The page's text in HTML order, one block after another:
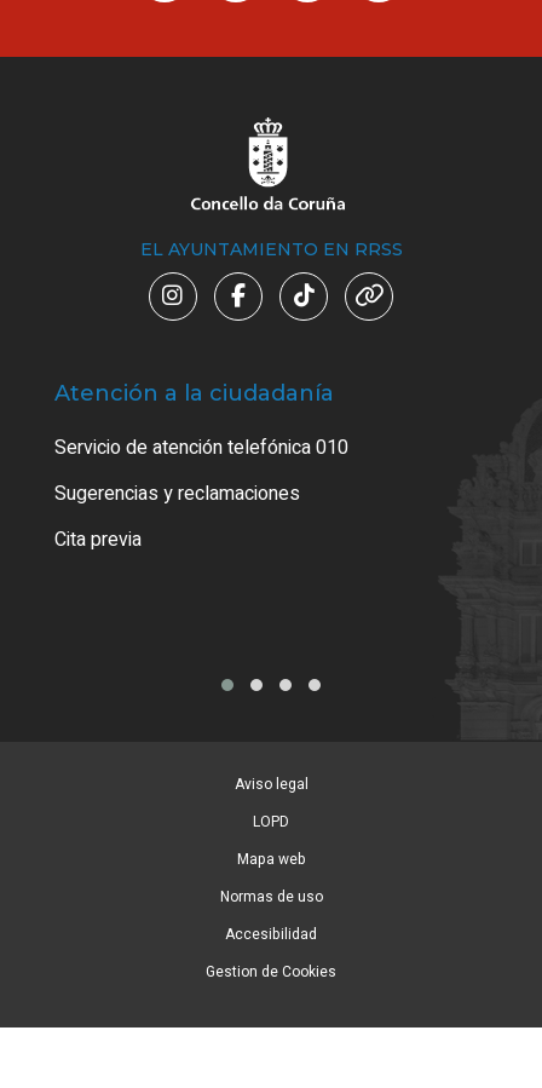
EL AYUNTAMIENTO EN RRSS
Atención a la ciudadanía
Servicio de atención telefónica 010
Sugerencias y reclamaciones
Cita previa
Aviso legal
LOPD
Mapa web
Normas de uso
Accesibilidad
Gestion de Cookies